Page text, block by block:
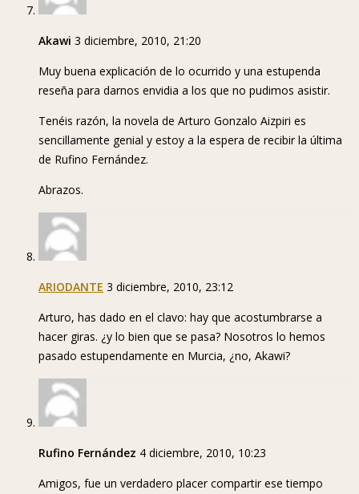
Akawi 3 diciembre, 2010, 21:20
Muy buena explicación de lo ocurrido y una estupenda
reseña para darnos envidia a los que no pudimos asistir.
Tenéis razón, la novela de Arturo Gonzalo Aizpiri es
sencillamente genial y estoy a la espera de recibir la última
de Rufino Fernández.
Abrazos.
ARIODANTE 3 diciembre, 2010, 23:12
Arturo, has dado en el clavo: hay que acostumbrarse a
hacer giras. ¿y lo bien que se pasa? Nosotros lo hemos
pasado estupendamente en Murcia, ¿no, Akawi?
Rufino Fernández 4 diciembre, 2010, 10:23
Amigos, fue un verdadero placer compartir ese tiempo